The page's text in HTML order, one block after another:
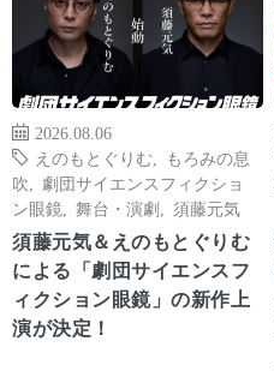
2026.08.06
えのもとぐりむ
もろみの息
吹
劇団サイエンスフィクショ
ン眼鏡
舞台・演劇 須藤元気
須藤元気＆えのもとぐりむ
による「劇団サイエンスフ
ィクション眼鏡」の新作上
演が決定！